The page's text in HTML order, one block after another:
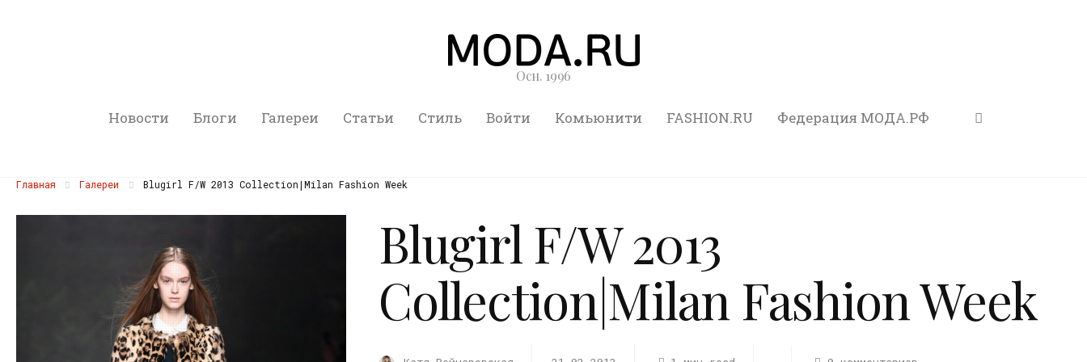
Осн. 1996
Новости Блоги Галереи Статьи Стиль Войти Комьюнити FASHION.RU Федерация МОДА.РФ
Главная Галереи Blugirl F/W 2013 Collection|Milan Fashion Week
Blugirl F/W 2013
Collection|Milan Fashion Week